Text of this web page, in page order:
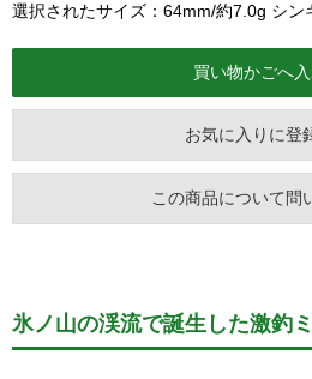
選択されたサイズ：64mm/約7.0g シン
お気に入りに登
この商品について問
氷ノ山の渓流で誕生した激釣